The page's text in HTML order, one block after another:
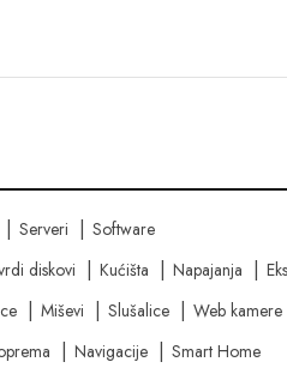
Serveri
Software
diskovi Kućišta Napajanja
Miševi Slušalice Web kamere
Navigacije
Smart Home